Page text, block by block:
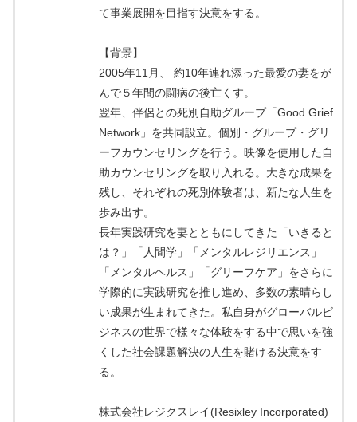
て事業展開を目指す決意をする。
【背景】
2005年11月、 約10年連れ添った最愛の妻をが
んで５年間の闘病の後亡くす。
翌年、伴侶との死別自助グループ「Good Grief
Network」を共同設立。個別・グループ・グリ
ーフカウンセリングを行う。映像を使用した自
助カウンセリングを取り入れる。大きな成果を
残し、それぞれの死別体験者は、新たな人生を
歩み出す。
長年実践研究を妻とともにしてきた「いきると
は？」「人間学」「メンタルレジリエンス」
「メンタルヘルス」「グリーフケア」をさらに
学際的に実践研究を推し進め、多数の素晴らし
い成果が生まれてきた。私自身がグローバルビ
ジネスの世界で様々な体験をする中で思いを強
くした社会課題解決の人生を賭ける決意をす
る。
株式会社レジクスレイ(Resixley Incorporated)